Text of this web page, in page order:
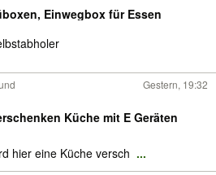
Einwegbox für Essen
Gestern, 19:32
Küche mit E Geräten
hier eine Küche versch ...